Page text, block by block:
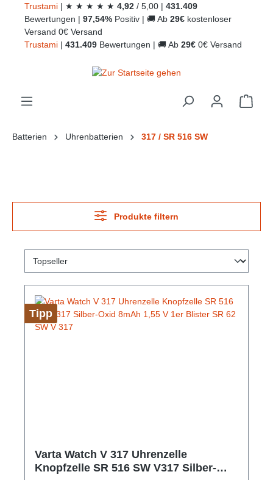
Trustami | ★ ★ ★ ★ ★ 4,92 / 5,00 | 431.409
Bewertungen | 97,54% Positiv | 🚚 Ab 29€ kostenloser
Versand 0€ Versand
Trustami | 431.409 Bewertungen | 🚚 Ab 29€ 0€ Versand
Batterien Uhrenbatterien 317 / SR 516 SW
Produkte filtern
Tipp
Varta Watch V 317 Uhrenzelle
Knopfzelle SR 516 SW V317 Silber-